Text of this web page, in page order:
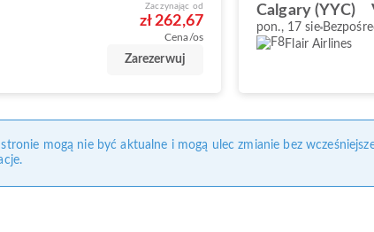
Zaczynając od
zł 262,67
Cena/os
Zarezerwuj
Calgary (YYC)
pon., 17 sie
Flair Airlines
mogą nie być aktualne i mogą ulec zmianie bez